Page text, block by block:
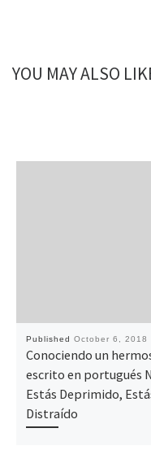
YOU MAY ALSO
Published October 6, 2018
Conociendo un
escrito en portugués
Estás Deprimido,
Distraído